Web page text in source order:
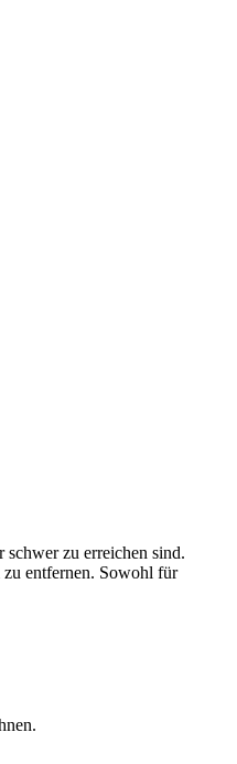
schwer zu erreichen sind.
zu entfernen. Sowohl für